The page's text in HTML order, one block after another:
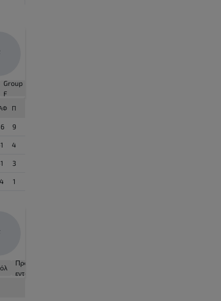
Group
F
Π
9
4
3
1
Προσπάθειες
εντός εστίας